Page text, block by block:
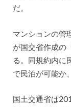
だ。
マンションの管
が国交省作成の
る。同規約内に
で民泊が可能か
国土交通省は